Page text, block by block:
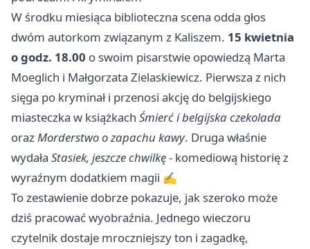
W środku miesiąca biblioteczna scena odda głos
dwóm autorkom związanym z Kaliszem. 15 kwietnia
o godz. 18.00 o swoim pisarstwie opowiedzą Marta
Moeglich i Małgorzata Zielaskiewicz. Pierwsza z nich
sięga po kryminał i przenosi akcję do belgijskiego
miasteczka w książkach Śmierć i belgijska czekolada
orazMorderstwo o zapachu kawy. Druga właśnie
wydała Stasiek, jeszcze chwilkę- komediową historię z
wyraźnym dodatkiem magii ✍️
To zestawienie dobrze pokazuje, jak szeroko może
dziś pracować wyobraźnia. Jednego wieczoru
czytelnik dostaje mroczniejszy ton i zagadkę,